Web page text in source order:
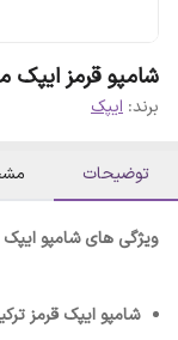
شامپو قرمز
برند: ایپک
توضیحات
ویژگی های شامپو